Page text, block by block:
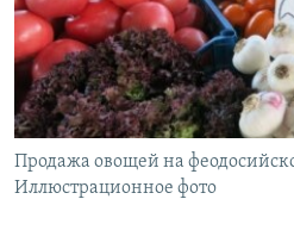
Продажа овощей на
Иллюстрационное фото